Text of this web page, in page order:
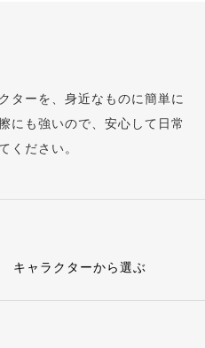
ターを、身近なものに簡単に
にも強いので、安心して日常
ください。
キャラクターから選ぶ